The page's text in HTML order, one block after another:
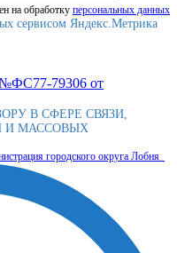
на обработку персональныx данных
сервисом Яндекс.Метрика
№ФС77-79306 от
В СФЕРЕ СВЯЗИ,
И МАССОВЫХ
городского округа Лобня